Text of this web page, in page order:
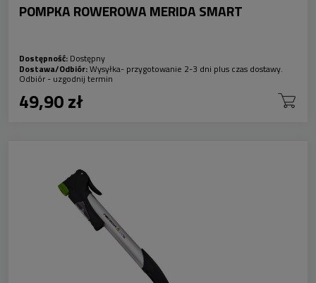
POMPKA ROWEROWA MERIDA SMART
Dostępność: Dostępny
Dostawa/Odbiór:Wysyłka- przygotowanie 2-3 dni plus czas dostawy.
Odbiór - uzgodnij termin
49,90 zł